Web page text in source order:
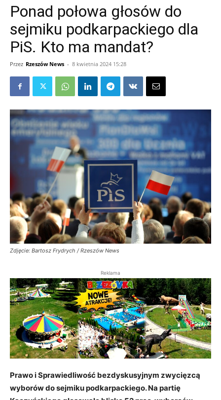
Ponad połowa głosów do
sejmiku podkarpackiego dla
PiS. Kto ma mandat?
Przez Rzeszów News - 8 kwietnia 2024 15:28
Zdjęcie: Bartosz Frydrych / Rzeszów News
Reklama
Prawo i Sprawiedliwość bezdyskusyjnym zwycięzcą
wyborów do sejmiku podkarpackiego. Na partię